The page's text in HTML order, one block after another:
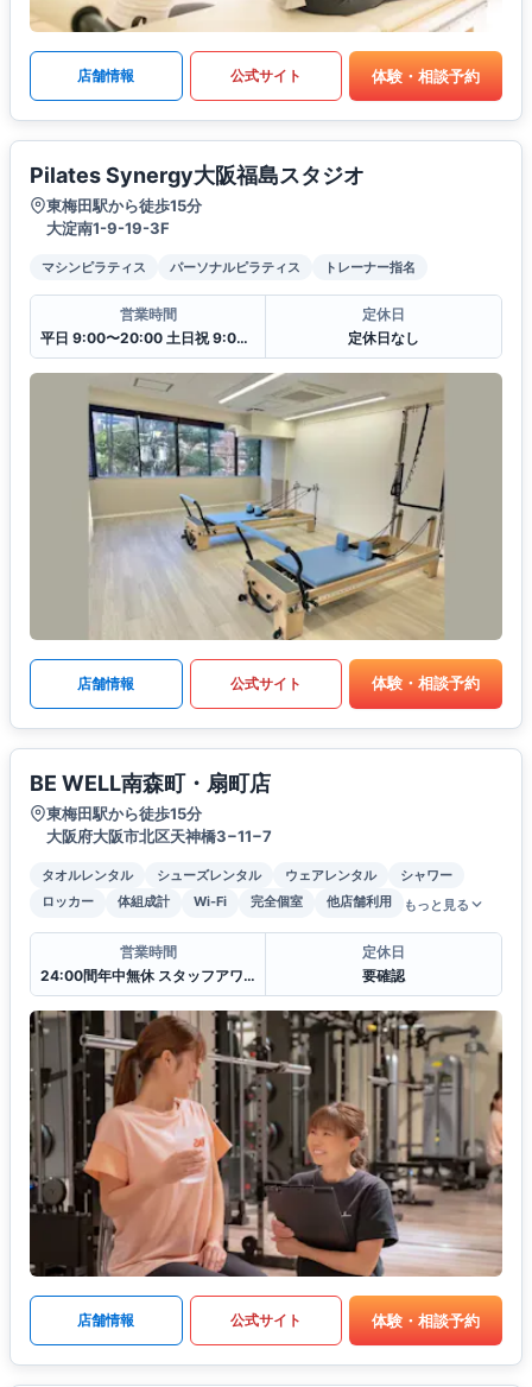
店舗情報 公式サイト 体験・相談予約
Pilates Synergy大阪福島スタジオ
東梅田駅から徒歩15分
大淀南1-9-19-3F
マシンピラティス パーソナルピラティス トレーナー指名
営業時間
平日 9:00〜20:00 土日祝 9:00〜18:00
定休日
定休日なし
店舗情報 公式サイト 体験・相談予約
BE WELL南森町・扇町店
東梅田駅から徒歩15分
大阪府大阪市北区天神橋3−11−7
タオルレンタル シューズレンタル ウェアレンタル
シャワー
ロッカー
体組成計 Wi-Fi 完全個室 他店舗利用 もっと見る
営業時間
24:00間年中無休 スタッフアワー(11:00〜22:00)
定休日
要確認
店舗情報 公式サイト 体験・相談予約